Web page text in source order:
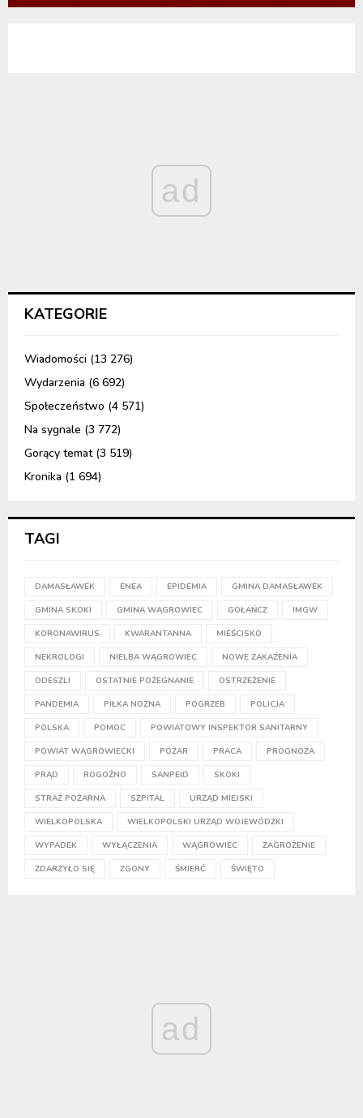
ad
KATEGORIE
Wiadomości (13 276)
Wydarzenia (6 692)
Społeczeństwo (4 571)
Na sygnale (3 772)
Gorący temat(3 519)
Kronika (1 694)
TAGI
DAMASŁAWEK ENEA EPIDEMIA GMINA DAMASŁAWEK
GMINA SKOKI GMINA WĄGROWIEC GOŁAŃCZ IMGW
KORONAWIRUS KWARANTANNA MIEŚCISKO
NEKROLOGI NIELBA WĄGROWIEC NOWE ZAKAŻENIA
ODESZLI OSTATNIE POŻEGNANIE OSTRZEŻENIE
PANDEMIA PIŁKA NOŻNA POGRZEB POLICJA
POLSKA POMOC POWIATOWY INSPEKTOR SANITARNY
POWIAT WĄGROWIECKI POŻAR PRACA PROGNOZA
PRĄD ROGOŹNO SANPEID SKOKI
STRAŻ POŻARNA SZPITAL URZĄD MIEJSKI
WIELKOPOLSKA WIELKOPOLSKI URZĄD WOJEWÓDZKI
WYPADEK WYŁĄCZENIA WĄGROWIEC ZAGROŻENIE
ZDARZYŁO SIĘ ZGONY ŚMIERĆ ŚWIĘTO
ad